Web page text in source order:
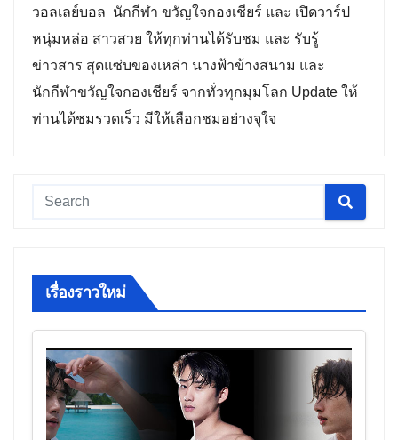
วอลเลย์บอล นักกีฬา ขวัญใจกองเชียร์ และ เปิดวาร์ป
หนุ่มหล่อ สาวสวย ให้ทุกท่านได้รับชม และ รับรู้
ข่าวสาร สุดแซ่บของเหล่า นางฟ้าข้างสนาม และ
นักกีฬาขวัญใจกองเชียร์ จากทั่วทุกมุมโลก Update ให้
ท่านได้ชมรวดเร็ว มีให้เลือกชมอย่างจุใจ
เรื่องราวใหม่